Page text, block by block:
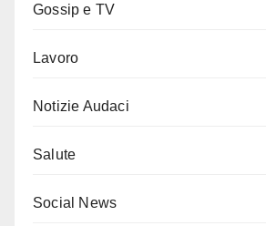
Gossip e TV
Lavoro
Notizie Audaci
Salute
Social News